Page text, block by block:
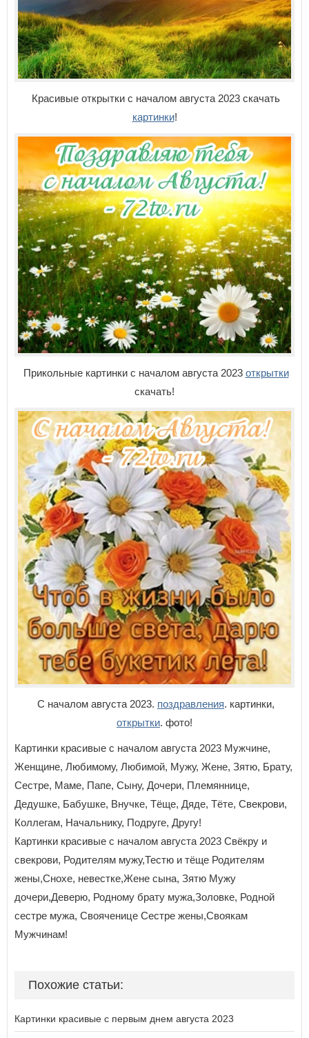
Красивые открытки с началом августа 2023 скачать
картинки!
Прикольные картинки с началом августа 2023 открытки
скачать!
С началом августа 2023. поздравления. картинки,
открытки. фото!
Картинки красивые с началом августа 2023 Мужчине,
Женщине, Любимому, Любимой, Мужу, Жене, Зятю, Брату,
Сестре, Маме, Папе, Сыну, Дочери, Племяннице,
Дедушке, Бабушке, Внучке, Тёще, Дяде, Тёте, Свекрови,
Коллегам, Начальнику, Подруге, Другу!
Картинки красивые с началом августа 2023 Свёкру и
свекрови, Родителям мужу,Тестю и тёще Родителям
жены,Снохе, невестке,Жене сына, Зятю Мужу
дочери,Деверю, Родному брату мужа,Золовке, Родной
сестре мужа, Свояченице Сестре жены,Своякам
Мужчинам!
Похожие статьи:
Картинки красивые с первым днем августа 2023